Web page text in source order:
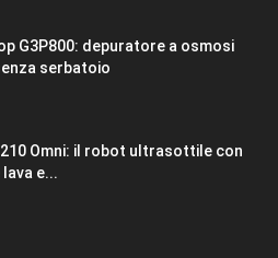
G3P800: depuratore a osmosi
serbatoio
Omni: il robot ultrasottile con
e...